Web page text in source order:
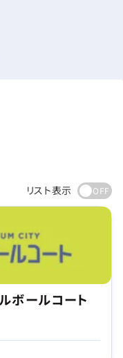
リスト表示
ボールコート